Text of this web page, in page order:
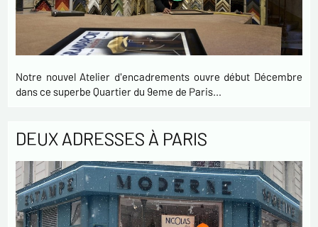
Notre nouvel Atelier d'encadrements ouvre début Décembre
dans ce superbe Quartier du 9eme de Paris…
DEUX ADRESSES À PARIS